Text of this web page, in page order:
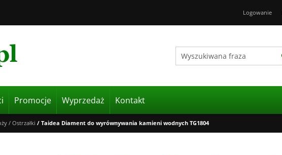
Logowanie
Promocje Wyprzedaż Kontakt
/ Ostrzałki / Taidea Diament do wyrównywania kamieni wodnych TG1804